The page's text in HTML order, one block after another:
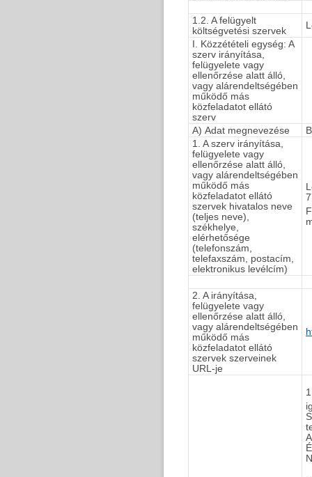
1.2. A felügyelt
költségvetési szervek
I. Közzétételi egység: A
szerv irányítása,
felügyelete vagy
ellenőrzése alatt álló,
vagy alárendeltségében
működő más
közfeladatot ellátó
szerv
A) Adat megnevezése
1. A szerv irányítása,
felügyelete vagy
ellenőrzése alatt álló,
vagy alárendeltségében
működő más
közfeladatot ellátó
szervek hivatalos neve
(teljes neve),
székhelye,
elérhetősége
(telefonszám,
telefaxszám, postacím,
elektronikus levélcím)
2. A irányítása,
felügyelete vagy
ellenőrzése alatt álló,
vagy alárendeltségében
működő más
közfeladatot ellátó
szervek szerveinek
URL-je